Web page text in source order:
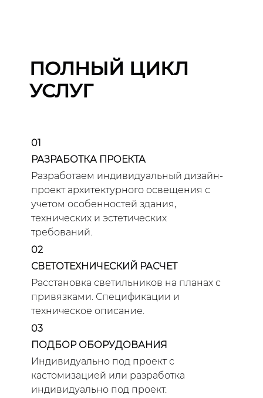
ПОЛНЫЙ ЦИКЛ
УСЛУГ
01
РАЗРАБОТКА ПРОЕКТА
Разработаем индивидуальный дизайн-
проект архитектурного освещения с
учетом особенностей здания,
технических и эстетических
требований.
02
СВЕТОТЕХНИЧЕСКИЙ РАСЧЕТ
Расстановка светильников на планах с
привязками. Спецификации и
техническое описание.
03
ПОДБОР ОБОРУДОВАНИЯ
Индивидуально под проект с
кастомизацией или разработка
индивидуально под проект.